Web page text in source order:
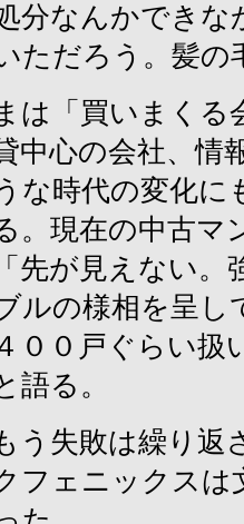
分なんかできな
ただろう。髪の
は「買いまくる
中心の会社、情
な時代の変化に
。現在の中古マ
先が見えない。
ルの様相を呈し
００戸ぐらい扱
語る。
う失敗は繰り返
フェニックスは